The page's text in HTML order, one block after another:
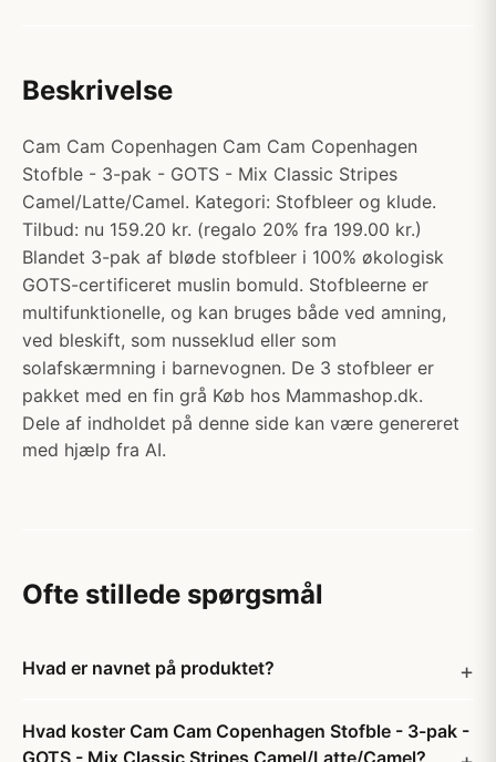
Beskrivelse
Cam Cam Copenhagen Cam Cam Copenhagen
Stofble - 3-pak - GOTS - Mix Classic Stripes
Camel/Latte/Camel. Kategori: Stofbleer og klude.
Tilbud: nu 159.20 kr. (regalo 20% fra 199.00 kr.)
Blandet 3-pak af bløde stofbleer i 100% økologisk
GOTS-certificeret muslin bomuld. Stofbleerne er
multifunktionelle, og kan bruges både ved amning,
ved bleskift, som nusseklud eller som
solafskærmning i barnevognen. De 3 stofbleer er
pakket med en fin grå Køb hos Mammashop.dk.
Dele af indholdet på denne side kan være genereret
med hjælp fra AI.
Ofte stillede spørgsmål
Hvad er navnet på produktet?
Hvad koster Cam Cam Copenhagen Stofble - 3-pak -
GOTS - Mix Classic Stripes Camel/Latte/Camel?